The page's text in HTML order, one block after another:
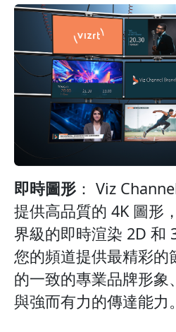
即時圖形 ： Viz
提供高品質的 4K 圖形
界級的即時渲染 2D 和
您的頻道提供最精彩的
的一致的專業品牌形象
與強而有力的傳達能力。